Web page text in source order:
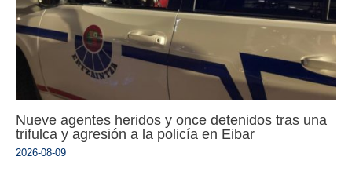
Nueve agentes heridos y once detenidos tras una
trifulca y agresión a la policía en Eibar
2026-08-09